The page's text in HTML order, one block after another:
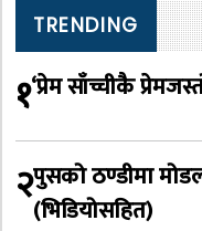
TRENDING
१‘प्रेम साँच्चीकै
२पुसको ठण्डीमा
(भिडियोसहित)